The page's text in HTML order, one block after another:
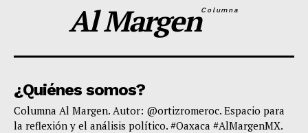
Al MargenColumna
¿Quiénes somos?
Columna Al Margen. Autor: @ortizromeroc. Espacio para
la reflexión y el análisis político. #Oaxaca #AlMargenMX.